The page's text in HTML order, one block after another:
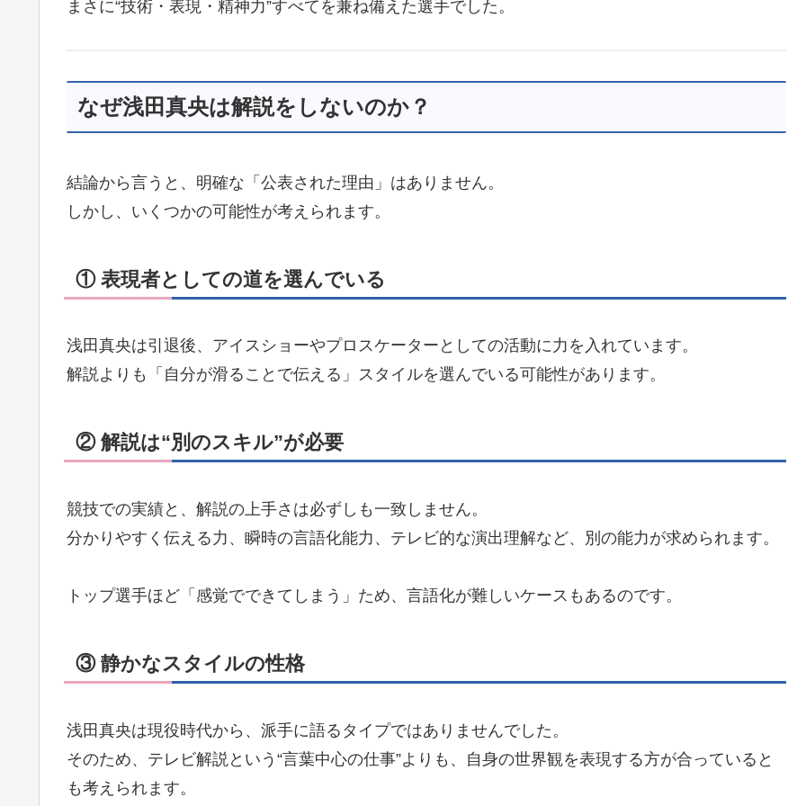
まさに“技術・表現・精神力”すべてを兼ね備えた選手でした。
なぜ浅田真央は解説をしないのか？
結論から言うと、明確な「公表された理由」はありません。
しかし、いくつかの可能性が考えられます。
① 表現者としての道を選んでいる
浅田真央は引退後、アイスショーやプロスケーターとしての活動に力を入れています。
解説よりも「自分が滑ることで伝える」スタイルを選んでいる可能性があります。
② 解説は“別のスキル”が必要
競技での実績と、解説の上手さは必ずしも一致しません。
分かりやすく伝える力、瞬時の言語化能力、テレビ的な演出理解など、別の能力が求められます。
トップ選手ほど「感覚でできてしまう」ため、言語化が難しいケースもあるのです。
③ 静かなスタイルの性格
浅田真央は現役時代から、派手に語るタイプではありませんでした。
そのため、テレビ解説という“言葉中心の仕事”よりも、自身の世界観を表現する方が合っていると
も考えられます。